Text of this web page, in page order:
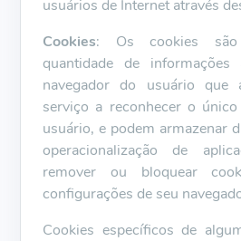
usuários de Internet através
Cookies: Os cookies são
quantidade de informações
navegador do usuário
serviço a reconhecer o
usuário, e podem armazenar
operacionalização de
remover ou bloquear
configurações de seu
Cookies específicos de